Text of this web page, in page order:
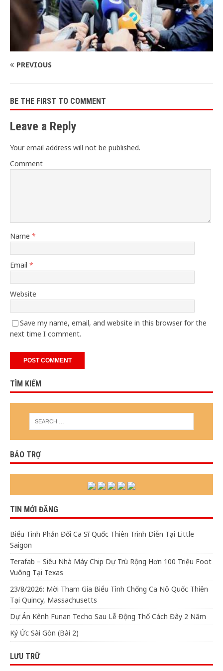
PREVIOUS
BE THE FIRST TO COMMENT
Leave a Reply
Your email address will not be published.
Comment
Name *
Email *
Website
Save my name, email, and website in this browser for the
next time I comment.
TÌM KIẾM
BẢO TRỢ
TIN MỚI ĐĂNG
Biểu Tình Phản Đối Ca Sĩ Quốc Thiên Trình Diễn Tại Little
Saigon
Terafab – Siêu Nhà Máy Chip Dự Trù Rộng Hơn 100 Triệu Foot
Vuông Tại Texas
23/8/2026: Mời Tham Gia Biểu Tình Chống Ca Nô Quốc Thiên
Tại Quincy, Massachusetts
Dự Án Kênh Funan Techo Sau Lễ Động Thổ Cách Đây 2 Năm
Ký Ức Sài Gòn (Bài 2)
LƯU TRỮ